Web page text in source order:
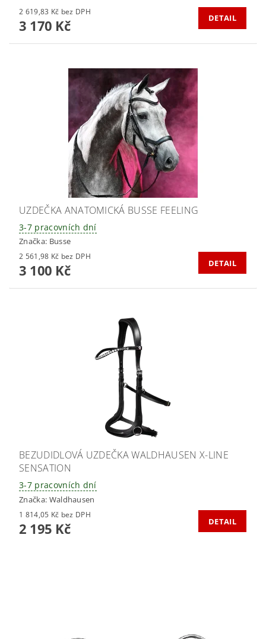
2 619,83 Kč bez DPH
3 170 Kč DETAIL
UZDEČKA ANATOMICKÁ BUSSE FEELING
3-7 pracovních dní
Značka: Busse
2 561,98 Kč bez DPH
3 100 Kč DETAIL
BEZUDIDLOVÁ UZDEČKA WALDHAUSEN X-LINE
SENSATION
3-7 pracovních dní
Značka: Waldhausen
1 814,05 Kč bez DPH
2 195 Kč DETAIL